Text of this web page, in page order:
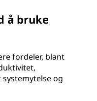
å bruke
fordeler, blant
og